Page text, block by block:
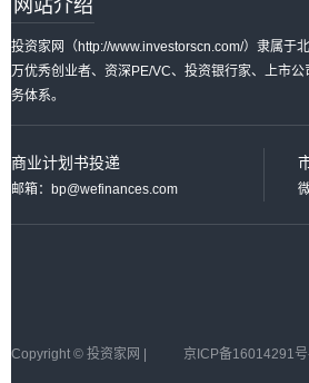
网站介绍
投资家网（http://www.investorscn.com/）隶属于
万优秀创业者、资深PE/VC、投资银行家、上市
务体系。
商业计划书投递
邮箱：bp@wefinances.com
Copyright © 投资家网 | 京ICP备16014291